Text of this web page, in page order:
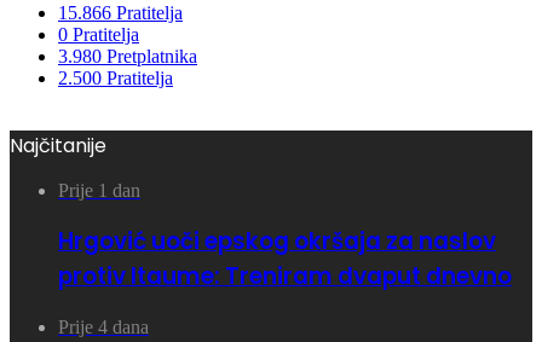
15.866 Pratitelja
0 Pratitelja
3.980 Pretplatnika
2.500 Pratitelja
Najčitanije
Prije 1 dan
Hrgović uoči epskog okršaja za naslov
protiv Itaume: Treniram dvaput dnevno
Prije 4 dana